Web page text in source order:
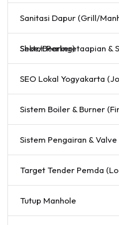
Sanitasi Dapur (Grill/
Sektor Perkeretaapian & Sipil (Brake Shoe/Bearing)
SEO Lokal Yogyakarta
Sistem Boiler & Burner
Sistem Pengairan & Valve
Target Tender Pemda
Tutup Manhole